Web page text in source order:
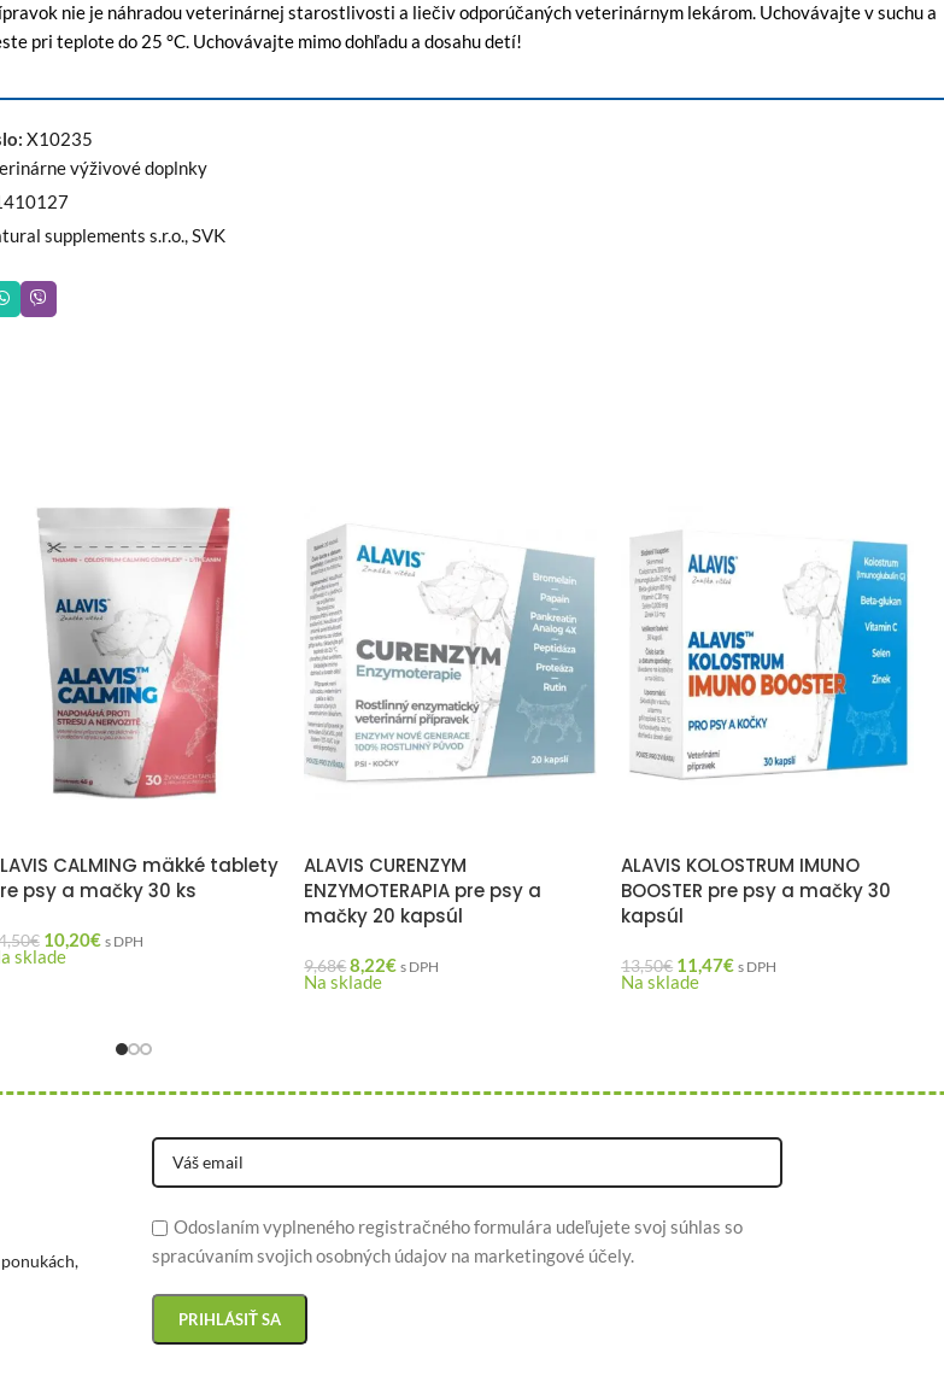
nie je náhradou veterinárnej starostlivosti a liečiv odporúčaných veterinárnym lekárom. Uchovávajte v suchu a
pri teplote do 25 °C. Uchovávajte mimo dohľadu a dosahu detí!
X10235
výživové doplnky
supplements s.r.o., SVK
CALMING mäkké tablety
psy a mačky 30 ks
€ 10,20€ s DPH
sklade
ALAVIS CURENZYM
ENZYMOTERAPIA pre psy a
mačky 20 kapsúl
9,68€8,22€ s DPH
Na sklade
ALAVIS KOLOSTRUM IMUNO
BOOSTER pre psy a mačky 30
kapsúl
13,50€ 11,47€ s DPH
Na sklade
Odoslaním vyplneného registračného formulára udeľujete svoj súhlas so
spracúvaním svojich osobných údajov na marketingové účely.